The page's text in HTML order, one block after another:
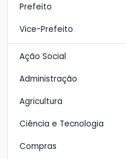
Prefeito
Vice-Prefeito
Ação Social
Administração
Agricultura
Ciência e Tecnologia
Compras